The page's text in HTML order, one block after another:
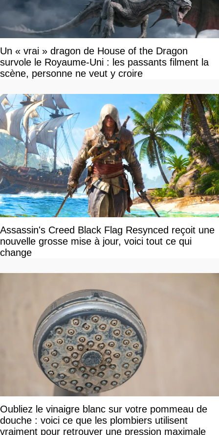
Un « vrai » dragon de House of the Dragon
survole le Royaume-Uni : les passants filment la
scène, personne ne veut y croire
Assassin's Creed Black Flag Resynced reçoit une
nouvelle grosse mise à jour, voici tout ce qui
change
Oubliez le vinaigre blanc sur votre pommeau de
douche : voici ce que les plombiers utilisent
vraiment pour retrouver une pression maximale